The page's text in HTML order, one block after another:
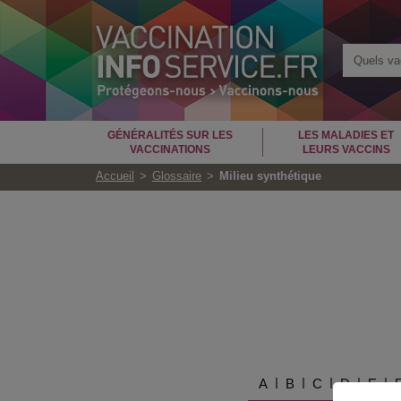
Quels
GÉNÉRALITÉS SUR LES
VACCINATIONS
LES MALADIES ET
LEURS VACCINS
Accueil Glossaire Milieu synthétique
A B C D E